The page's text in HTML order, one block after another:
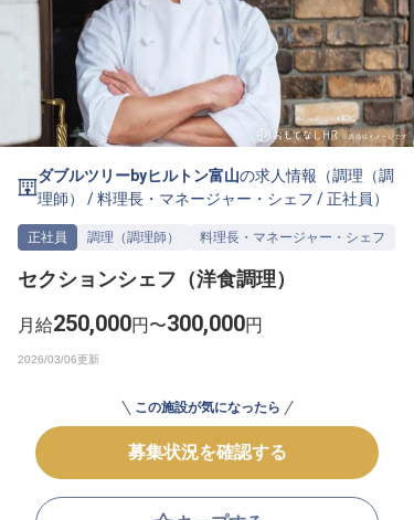
ご利用の流れ
よくある質問
ホテル・宿泊業界情報コラム
無料 転職サポートに申し込む
採用をお考えの企業様へ
ダブルツリーbyヒルトン富山の求人情報（調理（調
理師）
/料理長・マネージャー・シェフ /正社員 ）
正社員 調理（調理師） 料理長・マネージャー・シェフ
セクションシェフ（洋食調理）
月給250,000円〜300,000円
この施設が気になったら
募集状況を確認する